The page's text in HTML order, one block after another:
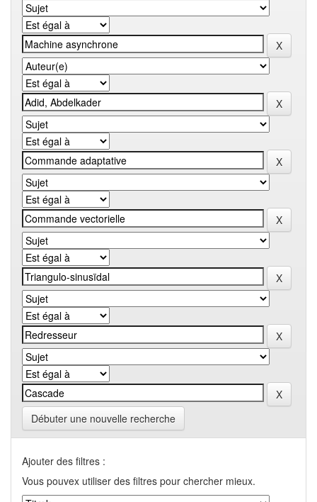
Débuter une nouvelle recherche
Ajouter des filtres :
Vous pouvex utiliser des filtres pour chercher mieux.